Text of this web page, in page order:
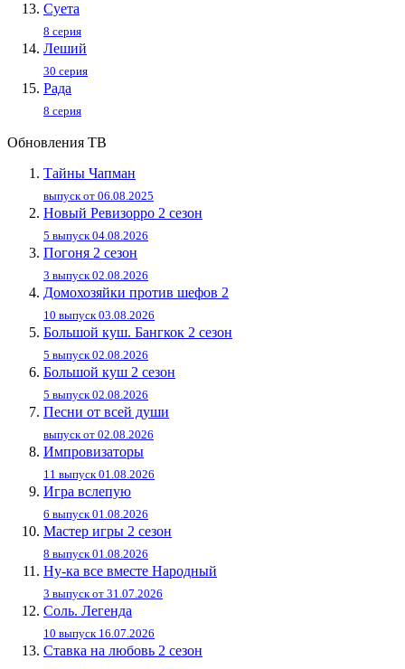
Суета
8 серия
Леший
30 серия
Рада
8 серия
Обновления ТВ
Тайны Чапман
выпуск от 06.08.2025
Новый Ревизорро 2 сезон
5 выпуск 04.08.2026
Погоня 2 сезон
3 выпуск 02.08.2026
Домохозяйки против шефов 2
10 выпуск 03.08.2026
Большой куш. Бангкок 2 сезон
5 выпуск 02.08.2026
Большой куш 2 сезон
5 выпуск 02.08.2026
Песни от всей души
выпуск от 02.08.2026
Импровизаторы
11 выпуск 01.08.2026
Игра вслепую
6 выпуск 01.08.2026
Мастер игры 2 сезон
8 выпуск 01.08.2026
Ну-ка все вместе Народный
3 выпуск от 31.07.2026
Соль. Легенда
10 выпуск 16.07.2026
Ставка на любовь 2 сезон